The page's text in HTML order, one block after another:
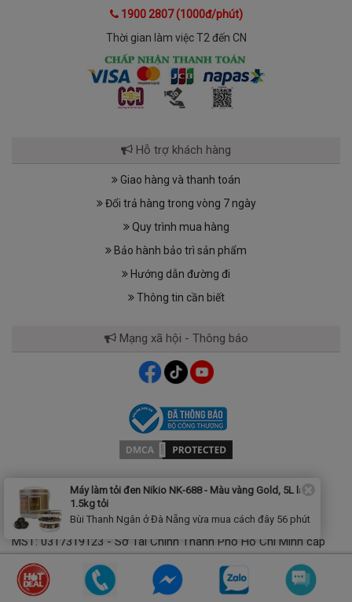
1900 2807 (1000đ/phút)
Thời gian làm việc T2 đến CN
Hỗ trợ khách hàng
Giao hàng và thanh toán
Đổi trả hàng trong vòng 7 ngày
Quy trình mua hàng
Bảo hành bảo trì sản phẩm
Hướng dẫn đường đi
Thông tin cần biết
Mạng xã hội - Thông báo
CÔNG TY TNHH FUNCO
MST: 0317319123 - Sở Tài Chính Thành Phố Hồ Chí Minh cấp
ngày 31-05-2022
Địa Chỉ:
57/13 Tô Hiệu, Phường Phú Thạnh, TP Hồ Chí Minh
Máy làm tỏi đen Nikio NK-688 - Màu vàng Gold, 5L làm
1.5kg tỏi
Bùi Thanh Ngân ở Đà Nẵng vừa mua cách đây 56 phút